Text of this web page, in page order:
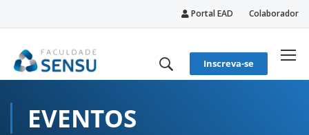
Portal EAD Colaborador
Inscreva-se
EVENTOS